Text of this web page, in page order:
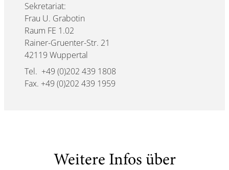
Sekretariat:
Frau U. Grabotin
Raum FE 1.02
Rainer-Gruenter-Str. 21
42119 Wuppertal
Tel. +49 (0)202 439 1808
Fax. +49 (0)202 439 1959
Weitere Infos über